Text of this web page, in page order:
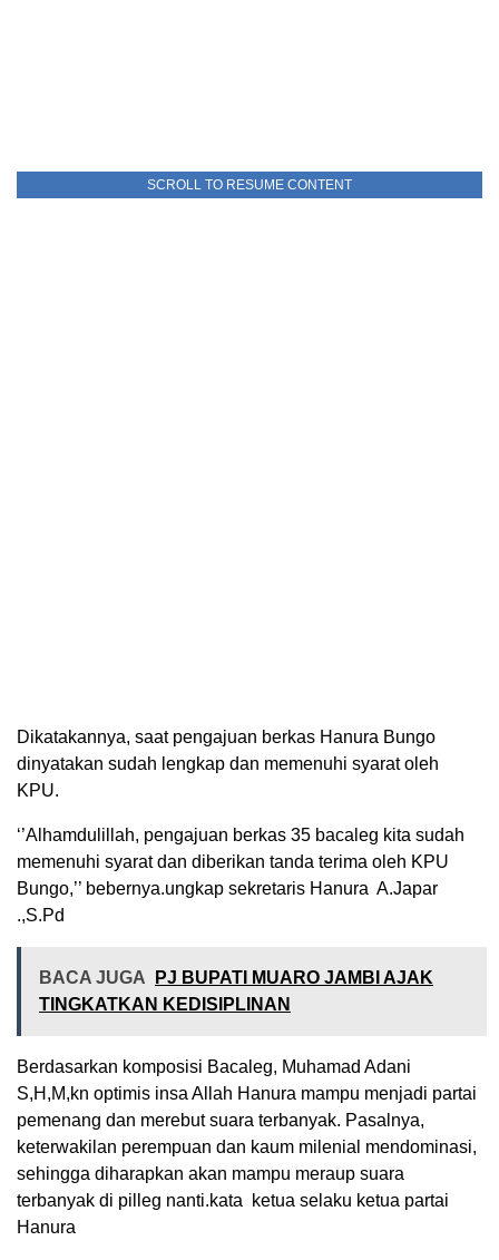
SCROLL TO RESUME CONTENT
Dikatakannya, saat pengajuan berkas Hanura Bungo
dinyatakan sudah lengkap dan memenuhi syarat oleh
KPU.
‘’Alhamdulillah, pengajuan berkas 35 bacaleg kita sudah
memenuhi syarat dan diberikan tanda terima oleh KPU
Bungo,’’ bebernya.ungkap sekretaris Hanura A.Japar
.,S.Pd
BACA JUGA
PJ BUPATI MUARO JAMBI AJAK
TINGKATKAN KEDISIPLINAN
Berdasarkan komposisi Bacaleg, Muhamad Adani
S,H,M,kn optimis insa Allah Hanura mampu menjadi partai
pemenang dan merebut suara terbanyak. Pasalnya,
keterwakilan perempuan dan kaum milenial mendominasi,
sehingga diharapkan akan mampu meraup suara
terbanyak di pilleg nanti.kata ketua selaku ketua partai
Hanura